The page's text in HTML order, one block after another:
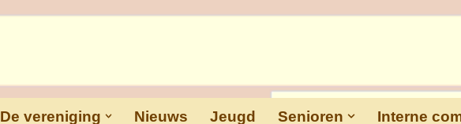
De vereniging Nieuws Jeugd Senioren Interne